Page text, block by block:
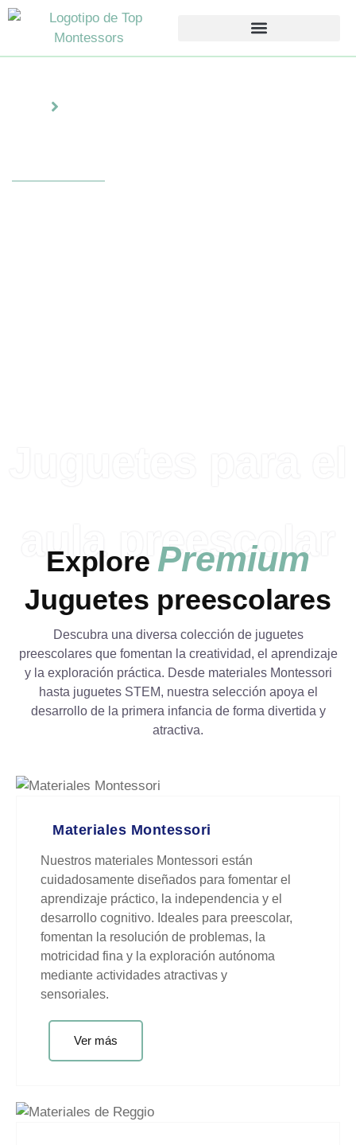
aula preescolar
Explore Premium
Juguetes preescolares
Descubra una diversa colección de juguetes
preescolares que fomentan la creatividad, el aprendizaje
y la exploración práctica. Desde materiales Montessori
hasta juguetes STEM, nuestra selección apoya el
desarrollo de la primera infancia de forma divertida y
atractiva.
Materiales Montessori
Nuestros materiales Montessori están
cuidadosamente diseñados para fomentar el
aprendizaje práctico, la independencia y el
desarrollo cognitivo. Ideales para preescolar,
fomentan la resolución de problemas, la
motricidad fina y la exploración autónoma
mediante actividades atractivas y
sensoriales.
Ver más